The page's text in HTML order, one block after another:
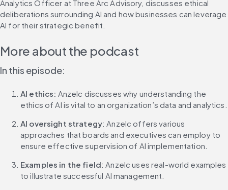
Analytics Officer at Three Arc Advisory, discusses ethical
deliberations surrounding AI and how businesses can leverage
AI for their strategic benefit.
More about the podcast
In this episode:
AI ethics: Anzelc discusses why understanding the
ethics of AI is vital to an organization’s data and analytics.
AI oversight strategy: Anzelc offers various
approaches that boards and executives can employ to
ensure effective supervision of AI implementation.
Examples in the field: Anzelc uses real-world examples
to illustrate successful AI management.